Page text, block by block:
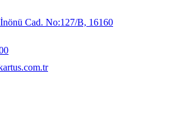
Cad. No:127/B, 16160